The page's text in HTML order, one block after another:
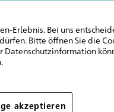
Erlebnis. Bei uns
Bitte öffnen Sie die
akzeptieren